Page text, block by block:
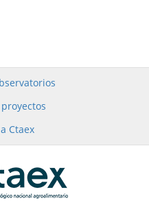
Ctaex